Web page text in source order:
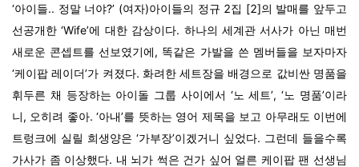
‘아이들.. 정말 너야?’ (여자)아이들의 정규 2집 [2]의 발매를 앞두고
선공개한 ‘Wife’에 대한 감상이다. 하나의 세계관 서사가 아닌 매번
새로운 콘셉트를 선보였기에, 똑같은 가발을 쓴 멤버들을 보자마자
‘케이팝 레이더’가 켜졌다. 화려한 세트장을 배경으로 값비싼 명품을
휘두른 채 등장하는 아이돌 그룹 사이에서 ‘노 세트’, ‘노 명품’이라
니, 오히려 좋아. ‘아내’를 뜻하는 영어 제목을 보고 아무래도 이번에
트렁크에 실릴 희생양은 ‘가부장’이겠거니 싶었다. 그런데 들을수록
가사가 좀 이상했다. 내 뇌가 썩은 건가 싶어 얼른 케이팝 팬 선생님